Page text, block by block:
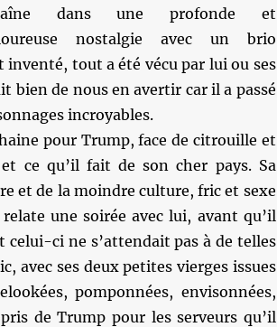
dans une profonde et
nostalgie avec un brio
inventé, tout a été vécu par lui ou ses
de nous en avertir car il a passé
incroyables.
pour Trump, face de citrouille et
ce qu’il fait de son cher pays. Sa
et de la moindre culture, fric et sexe
une soirée avec lui, avant qu’il
celui-ci ne s’attendait pas à de telles
avec ses deux petites vierges issues
pomponnées, envisonnées,
de Trump pour les serveurs qu’il